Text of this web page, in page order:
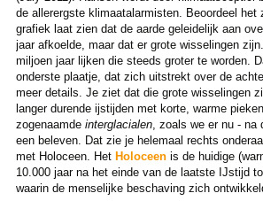
de allerergste klimaatalarmisten. Beoordeel het
grafiek laat zien dat de aarde geleidelijk aan
jaar afkoelde, maar dat er grote wisselingen
miljoen jaar lijken die steeds groter te worden.
onderste plaatje, dat zich uitstrekt over de
meer details. Je ziet dat die grote wisselingen
langer durende ijstijden met korte, warme
zogenaamde interglacialen, zoals we er nu - na
een beleven. Dat zie je helemaal rechts
met Holoceen. Het Holoceenis de huidige
10.000 jaar na het einde van de laatste IJstijd
waarin de menselijke beschaving zich